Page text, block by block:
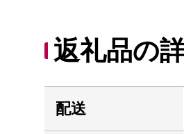
返礼品の
配送